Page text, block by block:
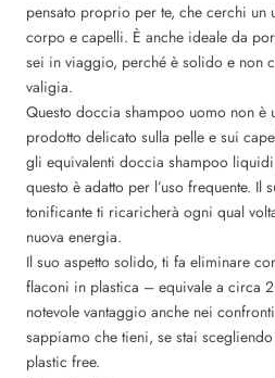
pensato proprio per te, che cerchi
corpo e capelli. È anche ideale da
sei in viaggio, perché è solido e non
valigia.
Questo doccia shampoo uomo non è
prodotto delicato sulla pelle e sui
gli equivalenti doccia shampoo
questo è adatto per l’uso frequente. Il
tonificante ti ricaricherà ogni qual
nuova energia.
Il suo aspetto solido, ti fa eliminare
flaconi in plastica – equivale a circa
notevole vantaggio anche nei
sappiamo che tieni, se stai
plastic free.